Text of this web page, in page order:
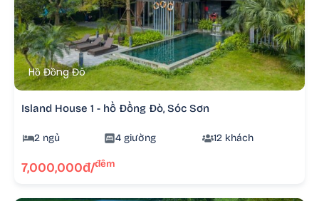
Hồ Đồng Đò
Island House 1 - hồ Đồng Đò, Sóc Sơn
2 ngủ 4 giường 12 khách
7,000,000đ/đêm